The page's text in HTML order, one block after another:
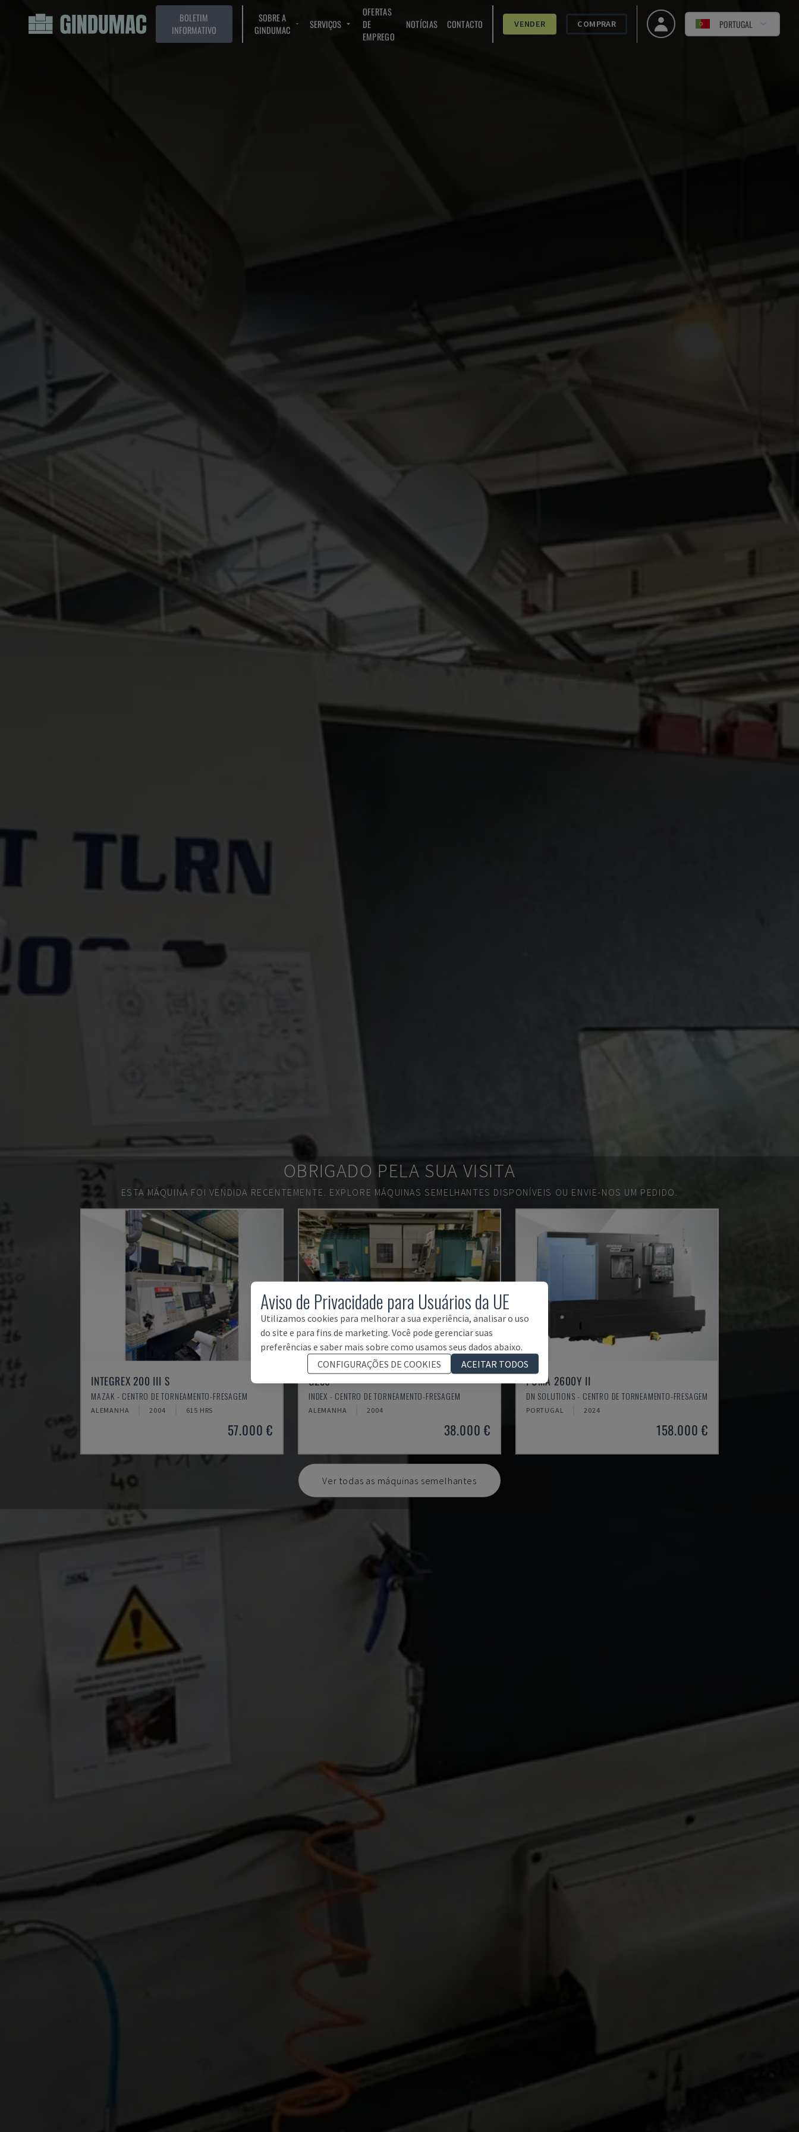
BOLETIM
INFORMATIVO
SOBRE A
GINDUMAC
SERVIÇOS
OFERTAS
DE
EMPREGO
NOTÍCIAS CONTACTO VENDER COMPRAR PORTUGAL
OBRIGADO PELA SUA VISITA
ESTA MÁQUINA FOI VENDIDA RECENTEMENTE. EXPLORE MÁQUINAS SEMELHANTES DISPONÍVEIS OU ENVIE-NOS UM PEDIDO.
INTEGREX 200 III S
MAZAK - CENTRO DE TORNEAMENTO-FRESAGEM
ALEMANHA 2004 615 HRS
57.000 €
G250
INDEX - CENTRO DE TORNEAMENTO-FRESAGEM
ALEMANHA 2004
38.000 €
PUMA 2600Y II
DN SOLUTIONS - CENTRO DE TORNEAMENTO-FRESAGEM
PORTUGAL 2024
158.000 €
Ver todas as máquinas semelhantes
Aviso de Privacidade para Usuários da UE
Utilizamos cookies para melhorar a sua experiência, analisar o uso
do site e para fins de marketing. Você pode gerenciar suas
preferências e saber mais sobre como usamos seus dados abaixo.
CONFIGURAÇÕES DE COOKIES
ACEITAR TODOS